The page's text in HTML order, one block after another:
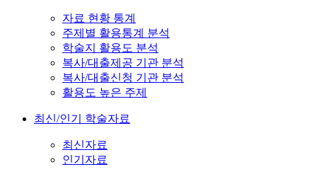
자료 현황 통계
주제별 활용통계 분석
학술지 활용도 분석
복사/대출제공 기관 분석
복사/대출신청 기관 분석
활용도 높은 주제
최신/인기 학술자료
최신자료
인기자료